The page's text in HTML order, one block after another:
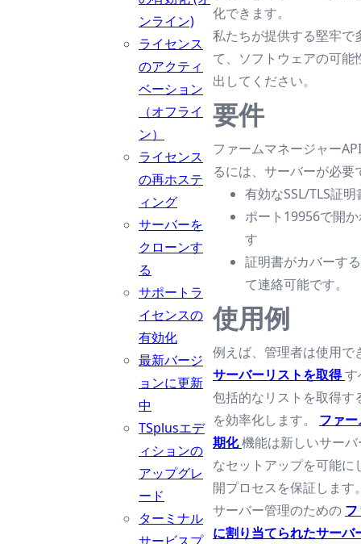
ンライン)
ライセンス
のアクティ
ベーション
（オフライ
ン）
ライセンス
の再ホステ
ィング
サーバーを
クローンす
る
サポートラ
イセンスの
有効化
最新バージ
ョンに更新
中
TSplusエデ
ィションの
アップグレ
ード
ターミナル
化できます。
私たちが提供する堅牢で
て、ソフトウェアの可能
出してください。
要件
ファームマネージャー
るには、サーバーが必要
有効なSSL/TLS証
ポート19956で開
す
証明書がカバーす
て連絡可能です。
使用例
例えば、管理者は使用で
サーバーリストを取得す
包括的なリストを取得す
を効率化します。 ファ
期化機能は新しいサー
なセットアップを可能に
開プロセスを保証します
サーバー管理のための
に割り当てられたサー